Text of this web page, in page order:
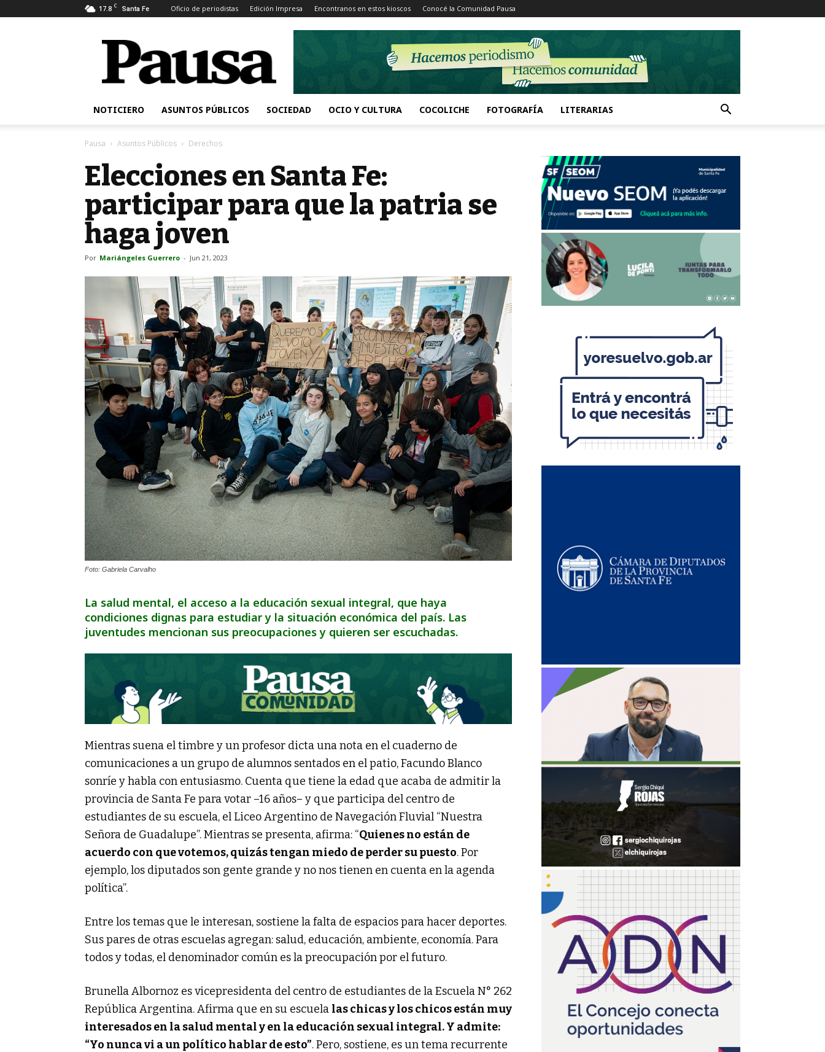
17.8 C Santa Fe Oficio de periodistas Edición Impresa Encontranos en estos kioscos Conocé la Comunidad Pausa
Pausa
NOTICIERO ASUNTOS PÚBLICOS SOCIEDAD OCIO Y CULTURA COCOLICHE FOTOGRAFÍA LITERARIAS
Pausa Asuntos Públicos Derechos
Elecciones en Santa Fe:
participar para que la patria se
haga joven
Por Mariángeles Guerrero - Jun 21, 2023
Foto: Gabriela Carvalho
La salud mental, el acceso a la educación sexual integral, que haya
condiciones dignas para estudiar y la situación económica del país. Las
juventudes mencionan sus preocupaciones y quieren ser escuchadas.
Mientras suena el timbre y un profesor dicta una nota en el cuaderno de
comunicaciones a un grupo de alumnos sentados en el patio, Facundo Blanco
sonríe y habla con entusiasmo. Cuenta que tiene la edad que acaba de admitir la
provincia de Santa Fe para votar –16 años– y que participa del centro de
estudiantes de su escuela, el Liceo Argentino de Navegación Fluvial “Nuestra
Señora de Guadalupe”. Mientras se presenta, afirma: “Quienes no están de
acuerdo con que votemos, quizás tengan miedo de perder su puesto. Por
ejemplo, los diputados son gente grande y no nos tienen en cuenta en la agenda
política”.
Entre los temas que le interesan, sostiene la falta de espacios para hacer deportes.
Sus pares de otras escuelas agregan: salud, educación, ambiente, economía. Para
todos y todas, el denominador común es la preocupación por el futuro.
Brunella Albornoz es vicepresidenta del centro de estudiantes de la Escuela N° 262
República Argentina. Afirma que en su escuela las chicas y los chicos están muy
interesados en la salud mental y en la educación sexual integral. Y admite:
“Yo nunca vi a un político hablar de esto”. Pero, sostiene, es un tema recurrente